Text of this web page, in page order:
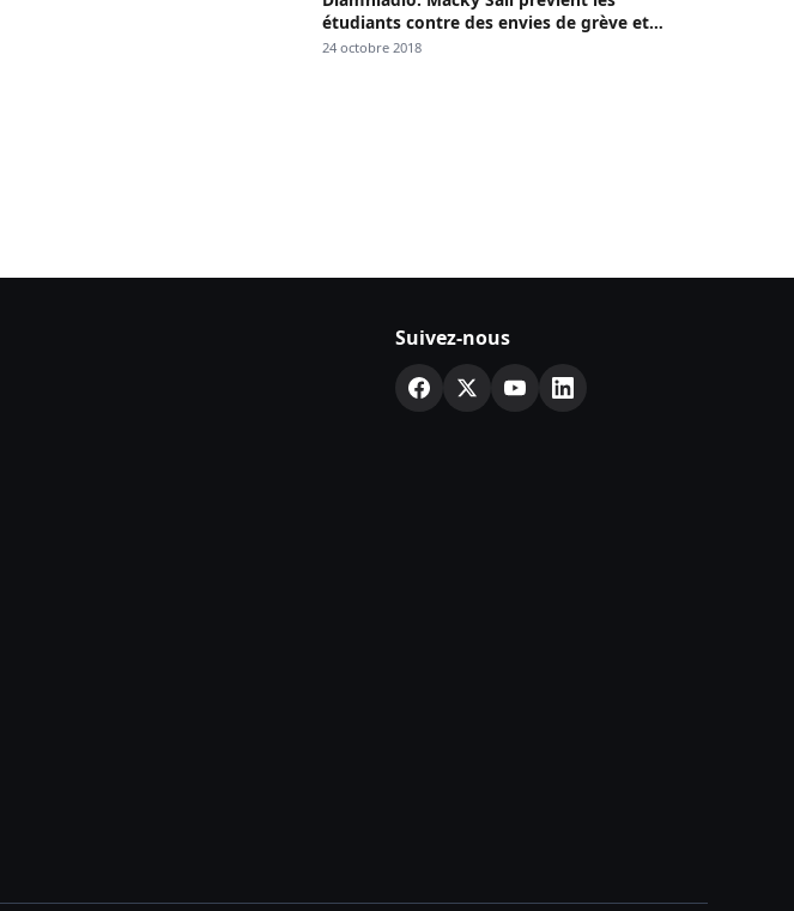
étudiants contre des envies de grève et
menace
24 octobre 2018
Suivez-nous